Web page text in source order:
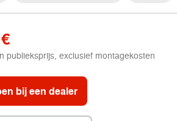
publieksprijs, exclusief montagekosten
bij een dealer